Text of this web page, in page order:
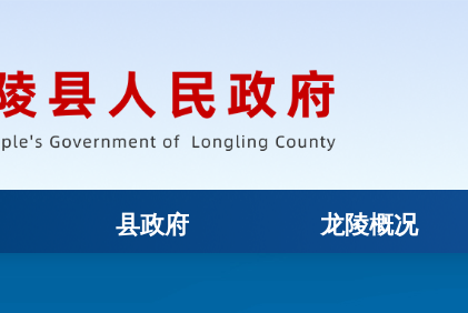
县政府 龙陵概况